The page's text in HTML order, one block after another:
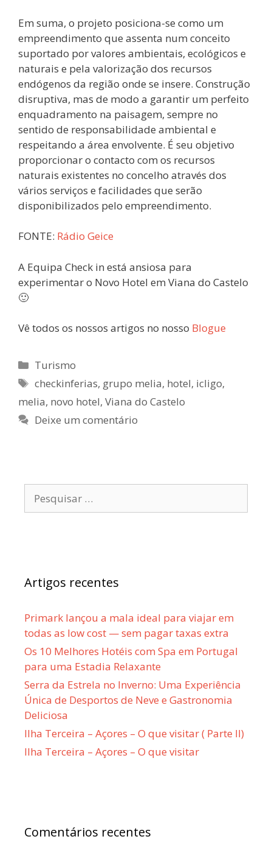
Em suma, o projeto posiciona-se como um
empreendimento que assenta num conceito
suportado por valores ambientais, ecológicos e
naturais e pela valorização dos recursos
endógenos da região onde se insere. Construção
disruptiva, mas de modo a garantir um perfeito
enquadramento na paisagem, sempre no
sentido de responsabilidade ambiental e
respeitando a área envolvente. É seu objetivo
proporcionar o contacto com os recursos
naturais existentes no concelho através dos
vários serviços e facilidades que serão
disponibilizados pelo empreendimento.
FONTE: Rádio Geice
A Equipa Check in está ansiosa para
experimentar o Novo Hotel em Viana do Castelo
🙂
Vê todos os nossos artigos no nosso Blogue
Categorias
Turismo
Etiquetas
checkinferias, grupo melia, hotel, icligo,
melia, novo hotel, Viana do Castelo
Deixe um comentário
por:
Artigos recentes
Primark lançou a mala ideal para viajar em
todas as low cost — sem pagar taxas extra
Os 10 Melhores Hotéis com Spa em Portugal
para uma Estadia Relaxante
Serra da Estrela no Inverno: Uma Experiência
Única de Desportos de Neve e Gastronomia
Deliciosa
Ilha Terceira – Açores – O que visitar ( Parte II)
Ilha Terceira – Açores – O que visitar
Comentários recentes